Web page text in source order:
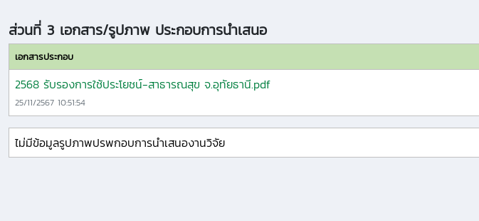
ส่วนที่ 3 เอกสาร/รูปภาพ ประกอบการนำเสนอ
เอกสารประกอบ
2568 รับรองการใช้ประโยชน์-สาธารณสุข จ.อุทัยธานี.pdf
25/11/2567 10:51:54
ไม่มีข้อมูลรูปภาพปรพกอบการนำเสนองานวิจัย